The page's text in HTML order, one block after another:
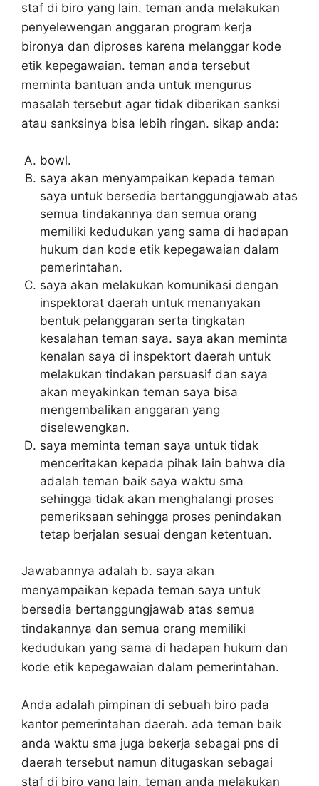
staf di biro yang lain. teman anda melakukan
penyelewengan anggaran program kerja
bironya dan diproses karena melanggar kode
etik kepegawaian. teman anda tersebut
meminta bantuan anda untuk mengurus
masalah tersebut agar tidak diberikan sanksi
atau sanksinya bisa lebih ringan. sikap anda:
bowl.
saya akan menyampaikan kepada teman
saya untuk bersedia bertanggungjawab atas
semua tindakannya dan semua orang
memiliki kedudukan yang sama di hadapan
hukum dan kode etik kepegawaian dalam
pemerintahan.
saya akan melakukan komunikasi dengan
inspektorat daerah untuk menanyakan
bentuk pelanggaran serta tingkatan
kesalahan teman saya. saya akan meminta
kenalan saya di inspektort daerah untuk
melakukan tindakan persuasif dan saya
akan meyakinkan teman saya bisa
mengembalikan anggaran yang
diselewengkan.
saya meminta teman saya untuk tidak
menceritakan kepada pihak lain bahwa dia
adalah teman baik saya waktu sma
sehingga tidak akan menghalangi proses
pemeriksaan sehingga proses penindakan
tetap berjalan sesuai dengan ketentuan.
Jawabannya adalah b. saya akan
menyampaikan kepada teman saya untuk
bersedia bertanggungjawab atas semua
tindakannya dan semua orang memiliki
kedudukan yang sama di hadapan hukum dan
kode etik kepegawaian dalam pemerintahan.
Anda adalah pimpinan di sebuah biro pada
kantor pemerintahan daerah. ada teman baik
anda waktu sma juga bekerja sebagai pns di
daerah tersebut namun ditugaskan sebagai
staf di biro yang lain. teman anda melakukan